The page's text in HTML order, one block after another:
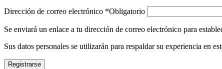
Dirección de correo electrónico *Obligatorio
Se enviará un enlace a tu dirección de correo electrónico para
Sus datos personales se utilizarán para respaldar su experiencia en
Registrarse